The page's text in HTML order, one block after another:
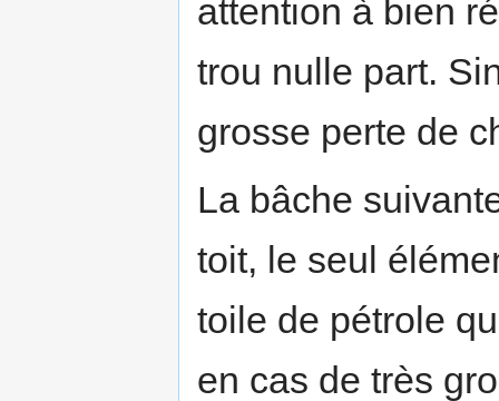
attention à bien
trou nulle part.
grosse perte de
La bâche
toit, le seul
toile de pétrole
en cas de très